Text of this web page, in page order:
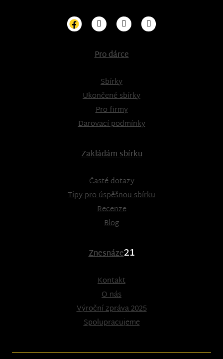
Pro dárce
Sbírky
Ukončené sbírky
Pro firmy
Darovací podmínky
Zakládám sbírku
Časté dotazy
Tipy pro úspěšnou sbírku
Recenze
Blog
Znesnáze21
Kontakt
O nás
Výroční zpráva 2025
Spolupracujeme